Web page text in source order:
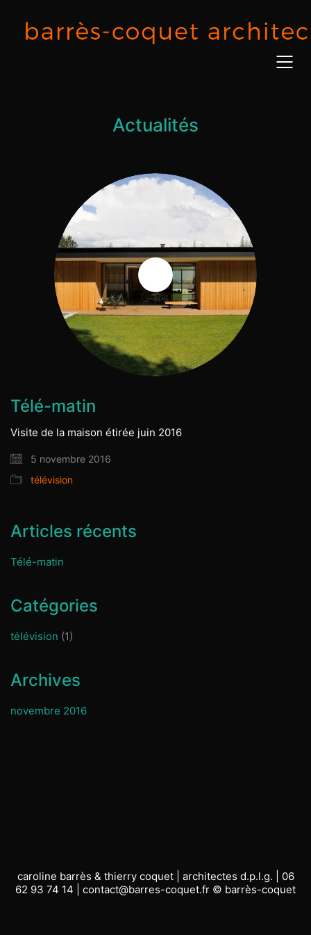
Actualités
Télé-matin
Visite de la maison étirée juin 2016
5 novembre 2016
télévision
Articles récents
Télé-matin
Catégories
télévision (1)
Archives
novembre 2016
caroline barrès & thierry coquet | architectes d.p.l.g. | 06
62 93 74 14 | contact@barres-coquet.fr © barrès-coquet